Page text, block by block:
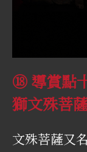
⑱ 導賞點
獅文殊菩
文殊菩薩又